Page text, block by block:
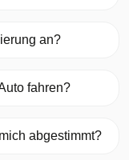
an?
fahren?
abgestimmt?